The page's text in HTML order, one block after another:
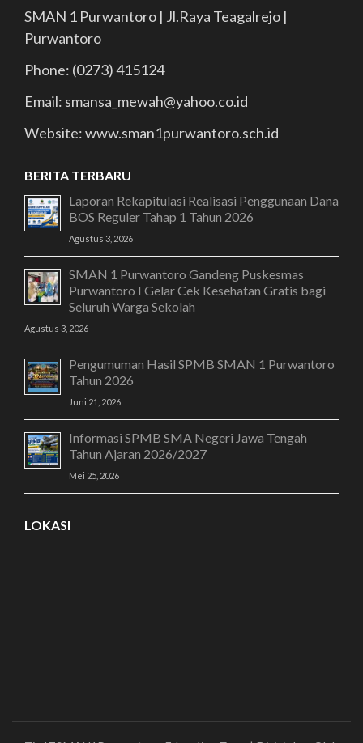
SMAN 1 Purwantoro | Jl.Raya Teagalrejo |
Purwantoro
Phone: (0273) 415124
Email: smansa_mewah@yahoo.co.id
Website: www.sman1purwantoro.sch.id
BERITA TERBARU
Laporan Rekapitulasi Realisasi Penggunaan Dana
BOS Reguler Tahap 1 Tahun 2026
Agustus 3, 2026
SMAN 1 Purwantoro Gandeng Puskesmas
Purwantoro I Gelar Cek Kesehatan Gratis bagi
Seluruh Warga Sekolah
Agustus 3, 2026
Pengumuman Hasil SPMB SMAN 1 Purwantoro
Tahun 2026
Juni 21, 2026
Informasi SPMB SMA Negeri Jawa Tengah
Tahun Ajaran 2026/2027
Mei 25, 2026
LOKASI